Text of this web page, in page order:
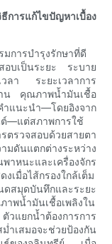
การแก้ไขปัญหาเบื้อง
การบำรุงรักษาที่ดี
อบเป็นระยะ ระบาย
ลา ระยะเวลาการ
าน คุณภาพน้ำมันเชื้อ
แนะนำ—โดยอิงจาก
ต์—แต่สภาพการใช้
ตรวจสอบด้วยสายตา
ดันแตกต่างระหว่าง
หนะและเครื่องจักร
เมื่อไส้กรองใกล้เต็ม
สมุดบันทึกและระยะ
าพน้ำมันเชื้อเพลิงใน
วแยกน้ำต้องการการ
ำเสมอจะช่วยป้องกัน